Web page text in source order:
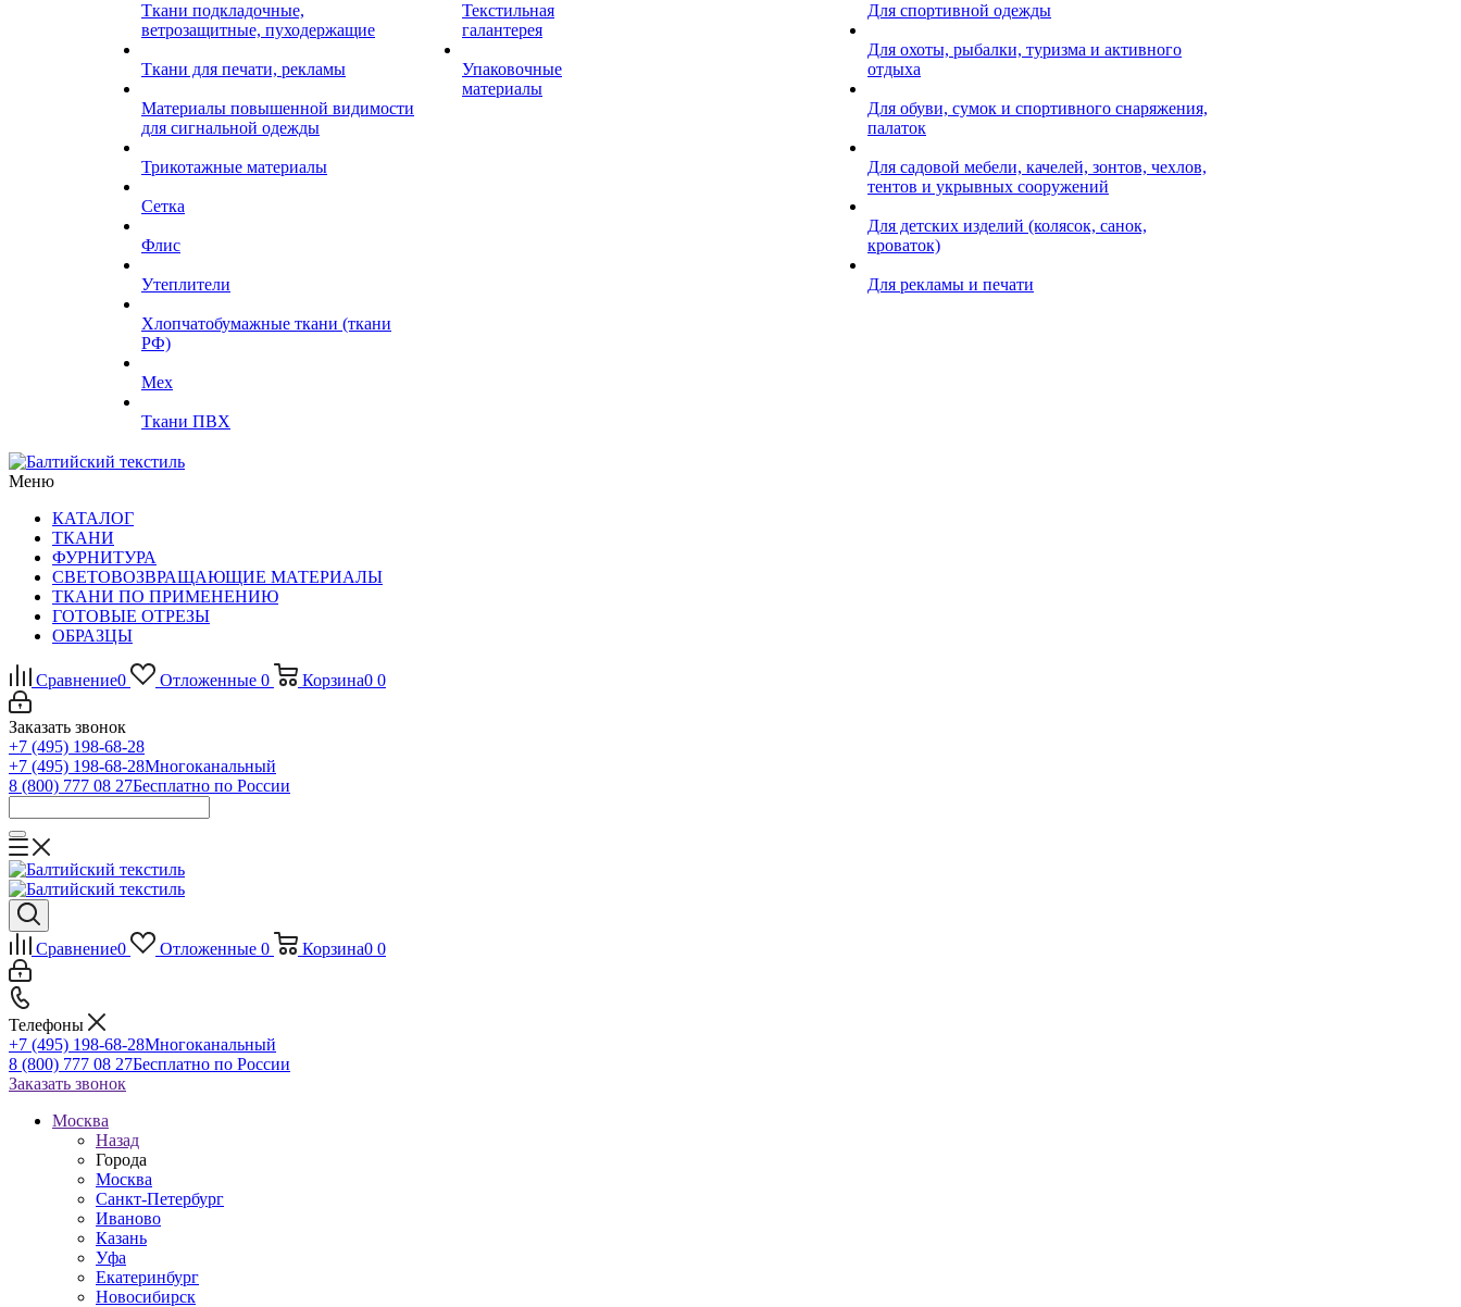
Ткани подкладочные,
ветрозащитные, пуходержащие
Ткани для печати, рекламы
Материалы повышенной видимости
для сигнальной одежды
Трикотажные материалы
Сетка
Флис
Утеплители
Хлопчатобумажные ткани (ткани
РФ)
Мех
Ткани ПВХ
Текстильная
галантерея
Упаковочные
материалы
Для спортивной одежды
Для охоты, рыбалки, туризма и активного
отдыха
Для обуви, сумок и спортивного снаряжения,
палаток
Для садовой мебели, качелей, зонтов, чехлов,
тентов и укрывных сооружений
Для детских изделий (колясок, санок,
кроваток)
Для рекламы и печати
Меню
КАТАЛОГ
ТКАНИ
ФУРНИТУРА
СВЕТОВОЗВРАЩАЮЩИЕ МАТЕРИАЛЫ
ТКАНИ ПО ПРИМЕНЕНИЮ
ГОТОВЫЕ ОТРЕЗЫ
ОБРАЗЦЫ
Сравнение0 Отложенные 0 Корзина0 0
Заказать звонок
+7 (495) 198-68-28
+7 (495) 198-68-28Многоканальный
8 (800) 777 08 27Бесплатно по России
Сравнение0 Отложенные 0 Корзина0 0
Телефоны
+7 (495) 198-68-28Многоканальный
8 (800) 777 08 27Бесплатно по России
Заказать звонок
Москва
Назад
Города
Москва
Санкт-Петербург
Иваново
Казань
Уфа
Екатеринбург
Новосибирск